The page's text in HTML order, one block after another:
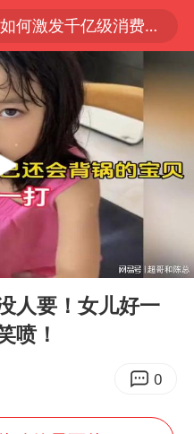
“电影+”如何激发千亿级消费新活力？
沙特土耳其巴基斯坦签署共同防务协议
一招提升气血
全球首个长时储能一体化产业园量产
：股票交易异常波动
中巨芯：上半年归母净利润1405.77万元
板块集体大跌
01:43
人要！女儿好一
喷！
0